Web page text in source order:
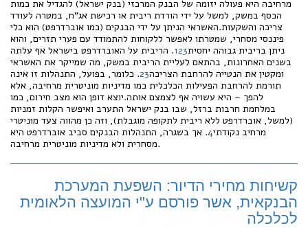
מרחיבה היא פעולה יזומה של הבנק המרכזי (בנק ישראל) להגדיל את כמות
הכסף במשק, למשל על ידי הורדת ריבית או רכישת אג"ח, במטרה לעודד
צריכה והשקעות.האשראי הניתן על ידי הבנקים (כמו אוברדרפט) הוא כלי
פיננסי מסחרי, שמטרתו לאפשר ללקוחות להתמודד עם פערי תזרים, והוא
ניתן בריבית גבוהה יחסית
123
. הריבית על האוברדרפט בישראל אף עלתה
בשנים האחרונות, בהתאם לעליית הריבית במשק, מה שמייקר את האשראי
ומקטין את הנטייה להרחבת הצריכה 23 . כלומר, בפועל, התנהלות זו אינה
תורמת להרחבת הפעילות הכלכלית כמו מדיניות מוניטרית מרחיבה, אלא
להפך – היא עשויה אף לצמצם אותה.יוצא דופן הוא מצב חירום, כמו
במלחמת חרבות ברזל, שבו בנק ישראל התערב ואיפשר הקלות זמניות
(למשל, אוברדרפט ללא ריבית לתקופה מוגבלת), וזה כן מהווה צעד מוניטרי
מרחיב נקודתי4. אך בשגרה, התנהלות הבנקים סביב אוברדרפט היא
מסחרית ולא מדיניות מוניטרית מרחיבה.
קשיחות מחירי הדיור: השפעת המערכת
הבנקאית, אשר פורסם ע"י המועצה הלאומית
לכלכלה